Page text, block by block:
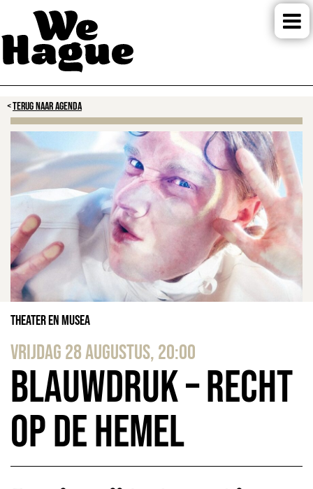
TERUG NAAR AGENDA
Theater en Musea
vrijdag 28 augustus, 20:00
Blauwdruk – Recht
op de hemel